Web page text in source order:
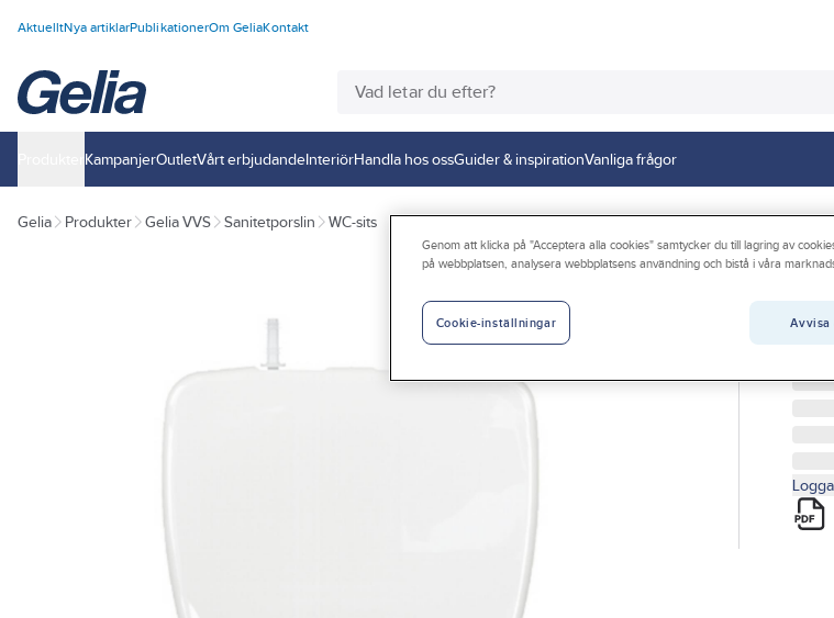
AktuelltNya artiklarPublikationerOm GeliaKontakt
KampanjerOutletVårt erbjudandeInteriörHandla hos ossGuider & inspirationVanliga frågor
Gelia Produkter Gelia VVS Sanitetporslin WC-sits
Genom att klicka på "Acceptera alla cookies" samtycker du till lagring av
på webbplatsen, analysera webbplatsens användning och bistå i våra
Avvisa
Cookie-inställningar